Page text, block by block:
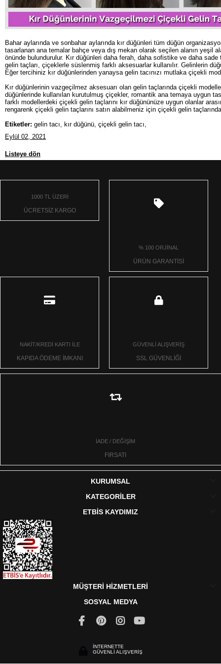
Bahar aylarında ve sonbahar aylarında kır düğünleri tüm düğün
tasarlanan ana temalar bahçe veya dış mekan olarak seçilen alanın yeşil
önünde bulundurulur. Kır düğünleri daha ferah, daha sofistike ve daha
gelin taçları, çiçeklerle süslenmiş farklı aksesuarlar kullanılır. Gelinlerin
Eğer tercihiniz kır düğünlerinden yanaysa gelin tacınızı mutlaka çiçekli
Kır düğünlerinin vazgeçilmez aksesuarı olan gelin taçlarında çiçekli
düğünlerinde kullanılan kurutulmuş çiçekler, romantik ana temaya uygun
farklı modellerdeki çiçekli gelin taçlarını kır düğününüze uygun olanlar
rengarenk çiçekli gelin taçlarını satın alabilmeniz için çiçekli gelin
Etiketler: gelin tacı, kır düğünü, çiçekli gelin tacı,
Eylül 02, 2021
Listeye dön
1000 TL ÜZERİ
ÜCRETSİZ KARGO
% 100 ORJİNAL
ÜRÜN GARANTİSİ
NAKİT/KREDİ KARTI İLE
KAPIDA ÖDEME İMKANI
GÜVENLİ ALIŞVERİŞ
SSL GÜVENLİĞİ
İADE / DEĞİŞİM
FIRSATI
KURUMSAL
KATEGORİLER
ETBİS KAYDIMIZ
MÜŞTERİ HİZMETLERİ
SOSYAL MEDYA
İNTERNETTE
GÜVENLİ ALIŞVERİŞ